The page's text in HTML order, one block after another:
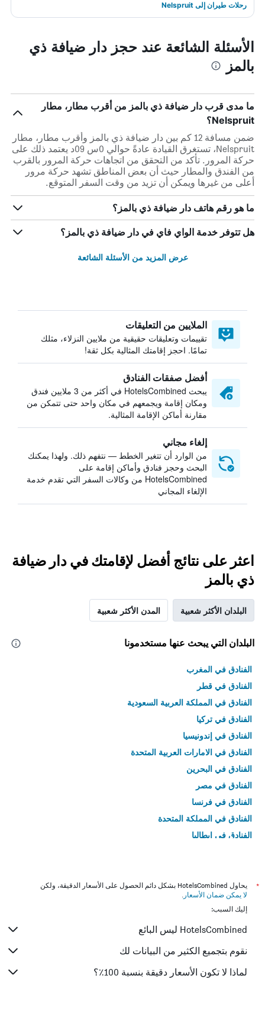
رحلات طيران إلى Nelspruit
الأسئلة الشائعة عند حجز دار ضيافة ذي
بالمز
ما مدى قرب دار ضيافة ذي بالمز من أقرب مطار، مطار
Nelspruit؟
ضمن مسافة 12 كم بين دار ضيافة ذي بالمز وأقرب مطار، مطار
Nelspruit، تستغرق القيادة عادةً حوالي 0س 09د يعتمد ذلك على
حركة المرور. تأكد من التحقق من اتجاهات حركة المرور بالقرب
من الفندق والمطار حيث أن بعض المناطق تشهد حركة مرور
أعلى من غيرها ويمكن أن تزيد من وقت السفر المتوقع.
ما هو رقم هاتف دار ضيافة ذي بالمز؟
هل تتوفر خدمة الواي فاي في دار ضيافة ذي بالمز؟
عرض المزيد من الأسئلة الشائعة
الملايين من التعليقات
تقييمات وتعليقات حقيقية من ملايين النزلاء، مثلك
تمامًا. احجز إقامتك المثالية بكل ثقة!
أفضل صفقات الفنادق
يبحث HotelsCombined في أكثر من 3 ملايين فندق
ومكان إقامة ويجمعهم في مكان واحد حتى تتمكن من
مقارنة أماكن الإقامة المثالية.
إلغاء مجاني
من الوارد أن تتغير الخطط — نتفهم ذلك. ولهذا يمكنك
البحث وحجز فنادق وأماكن إقامة على
HotelsCombined من وكالات السفر التي تقدم خدمة
الإلغاء المجاني
اعثر على نتائج أفضل لإقامتك في دار ضيافة
ذي بالمز
البلدان الأكثر شعبية المدن الأكثر شعبية
البلدان التي يبحث عنها مستخدمونا
الفنادق في المغرب
الفنادق في قطر
الفنادق في المملكة العربية السعودية
الفنادق في تركيا
الفنادق في إندونيسيا
الفنادق في الامارات العربية المتحدة
الفنادق في البحرين
الفنادق في مصر
الفنادق في فرنسا
الفنادق في المملكة المتحدة
الفنادق في إيطاليا
*
يحاول HotelsCombined بشكل دائم الحصول على الأسعار الدقيقة، ولكن
لا يمكن ضمان الأسعار .
إليك السبب:
HotelsCombined ليس البائع
نقوم بتجميع الكثير من البيانات لك
لماذا لا تكون الأسعار دقيقة بنسبة 100٪؟